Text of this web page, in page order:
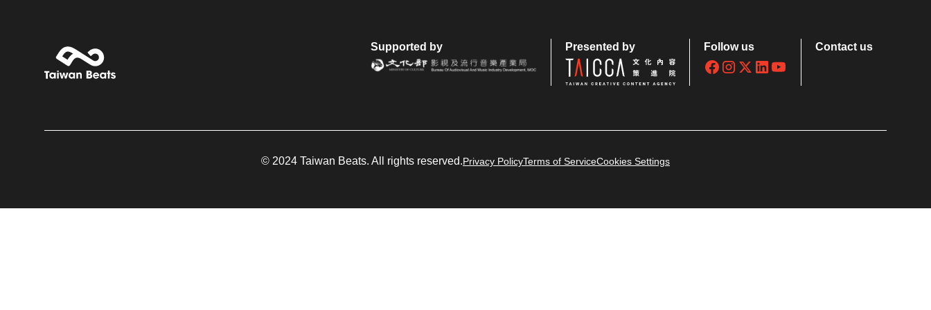
Supported by Presented by Follow us Contact us
Privacy PolicyTerms of ServiceCookies Settings
© 2024 Taiwan Beats. All rights reserved.